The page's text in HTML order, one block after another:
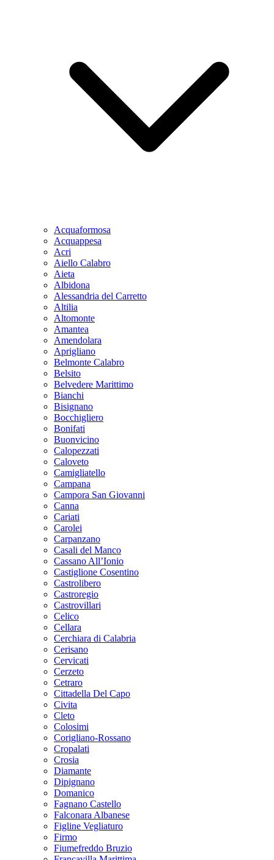
Acquaformosa
Acquappesa
Acri
Aiello Calabro
Aieta
Albidona
Alessandria del Carretto
Altilia
Altomonte
Amantea
Amendolara
Aprigliano
Belmonte Calabro
Belsito
Belvedere Marittimo
Bianchi
Bisignano
Bocchigliero
Bonifati
Buonvicino
Calopezzati
Caloveto
Camigliatello
Campana
Campora San Giovanni
Canna
Cariati
Carolei
Carpanzano
Casali del Manco
Cassano All’Ionio
Castiglione Cosentino
Castrolibero
Castroregio
Castrovillari
Celico
Cellara
Cerchiara di Calabria
Cerisano
Cervicati
Cerzeto
Cetraro
Cittadella Del Capo
Civita
Cleto
Colosimi
Corigliano-Rossano
Cropalati
Crosia
Diamante
Dipignano
Domanico
Fagnano Castello
Falconara Albanese
Figline Vegliaturo
Firmo
Fiumefreddo Bruzio